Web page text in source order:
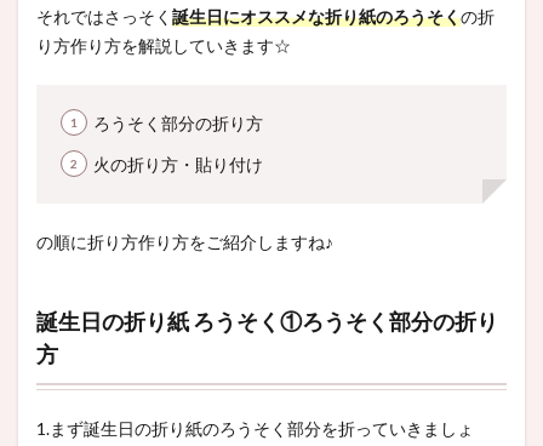
それではさっそく 誕生日にオススメな折り紙のろうそくの折
り方作り方を解説していきます☆
ろうそく部分の折り方
火の折り方・貼り付け
の順に折り方作り方をご紹介しますね♪
誕生日の折り紙 ろうそく①ろうそく部分の折り
方
1.まず誕生日の折り紙のろうそく部分を折っていきましょ